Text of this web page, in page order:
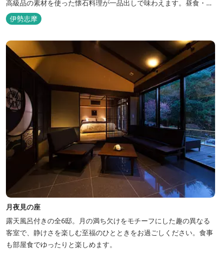
高級品の素材を使った懐石料理が一品出しで味わえます。昼食・夕
食・宿泊ができます。
伊勢志摩
月夜見の座
露天風呂付きの全6邸。月の満ち欠けをモチーフにした趣の異なる
客室で、静けさを楽しむ至福のひとときをお過ごしください。食事
も部屋食でゆったりと楽しめます。